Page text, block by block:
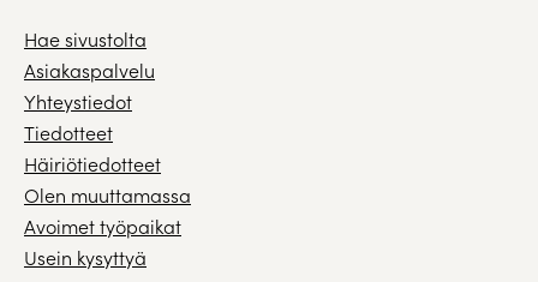
Hae sivustolta
Asiakaspalvelu
Yhteystiedot
Tiedotteet
Häiriötiedotteet
Olen muuttamassa
Avoimet työpaikat
Usein kysyttyä